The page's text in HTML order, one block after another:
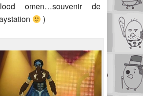
omen…souvenir de
)